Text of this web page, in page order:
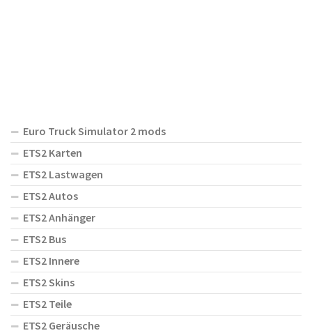
Euro Truck Simulator 2 mods
ETS2 Karten
ETS2 Lastwagen
ETS2 Autos
ETS2 Anhänger
ETS2 Bus
ETS2 Innere
ETS2 Skins
ETS2 Teile
ETS2 Geräusche